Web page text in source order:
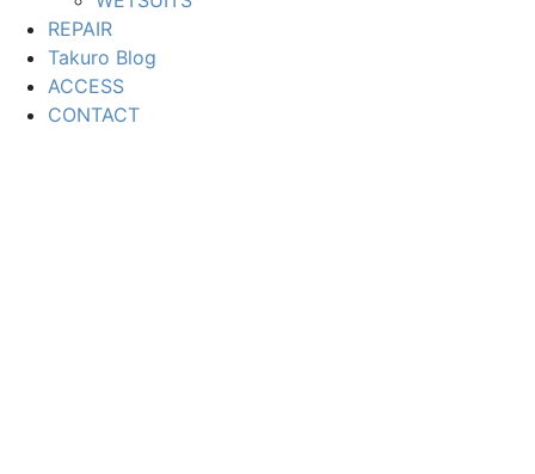
REPAIR
Takuro Blog
ACCESS
CONTACT